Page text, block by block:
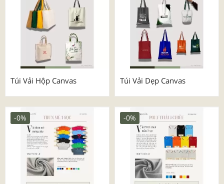
Túi Vải Hộp Canvas Túi Vải Dẹp Canvas
-0% -0%